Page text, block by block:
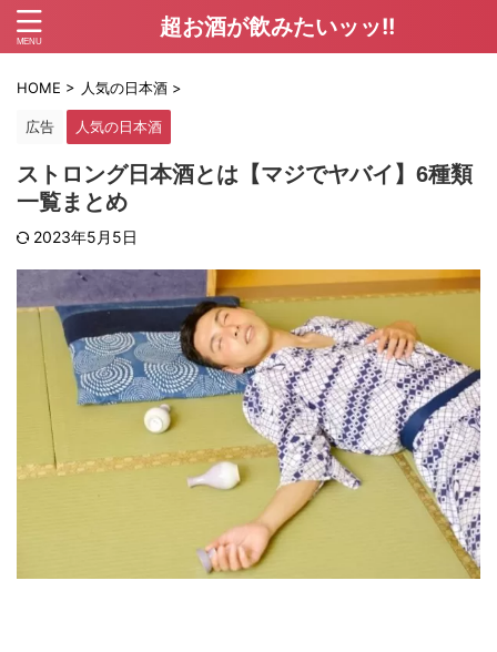
超お酒が飲みたいッッ!!
HOME > 人気の日本酒 >
広告 人気の日本酒
ストロング日本酒とは【マジでヤバイ】6種類
一覧まとめ
2023年5月5日